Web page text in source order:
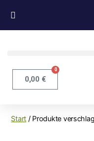
0,00 €
0
Start / Produkte